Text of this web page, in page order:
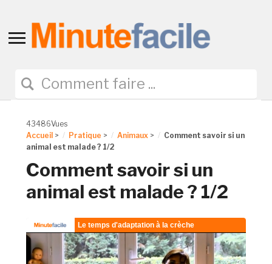
Toggle
navigation
43486Vues
Accueil > Pratique > Animaux >
Comment savoir si un
animal est malade ? 1/2
Comment savoir si un
animal est malade ? 1/2